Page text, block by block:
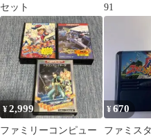
セット
91
¥2,999
ファミリーコンピュー
¥670
ファミス